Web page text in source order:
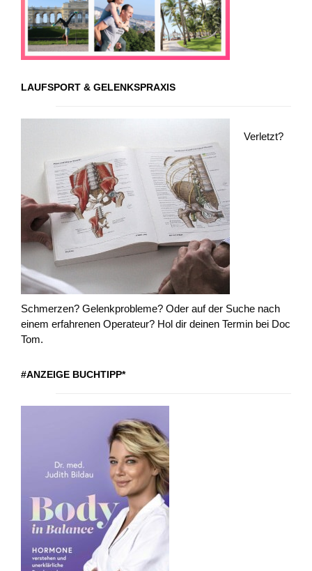
LAUFSPORT & GELENKSPRAXIS
Verletzt?
Schmerzen? Gelenkprobleme? Oder auf der Suche nach
einem erfahrenen Operateur? Hol dir deinen Termin bei Doc
Tom.
#ANZEIGE BUCHTIPP*